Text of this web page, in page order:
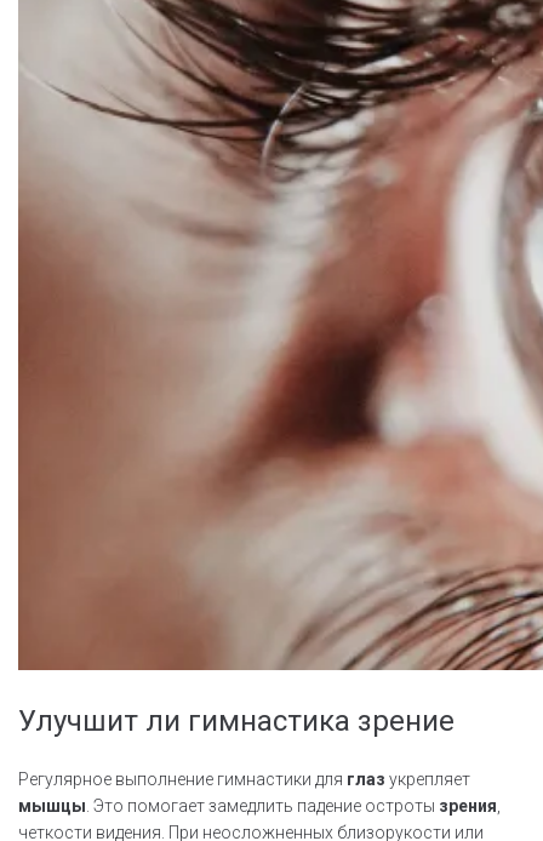
Улучшит ли гимнастика зрение
Регулярное выполнение гимнастики для глаз укрепляет
мышцы . Это помогает замедлить падение остроты зрения
четкости видения. При неосложненных близорукости или